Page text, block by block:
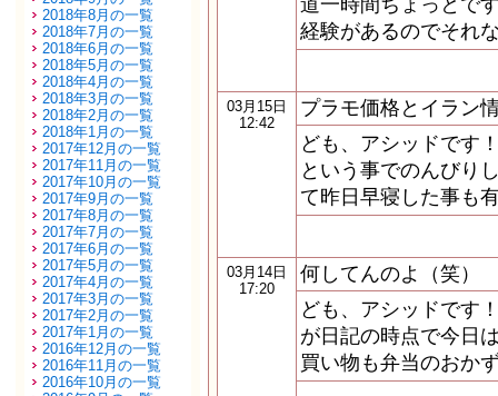
2018年8月の一覧
2018年7月の一覧
2018年6月の一覧
2018年5月の一覧
2018年4月の一覧
2018年3月の一覧
2018年2月の一覧
2018年1月の一覧
2017年12月の一覧
2017年11月の一覧
2017年10月の一覧
2017年9月の一覧
2017年8月の一覧
2017年7月の一覧
2017年6月の一覧
2017年5月の一覧
2017年4月の一覧
2017年3月の一覧
2017年2月の一覧
2017年1月の一覧
2016年12月の一覧
2016年11月の一覧
2016年10月の一覧
道一時間ちょっとで
経験があるのでそれ
03月15日
12:42
プラモ価格とイラン
ども、アシッドです
という事でのんびり
て昨日早寝した事も
03月14日
17:20
何してんのよ（笑）
ども、アシッドです
が日記の時点で今日
買い物も弁当のおか